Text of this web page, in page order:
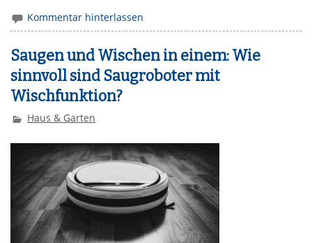
Kommentar hinterlassen
Saugen und Wischen in einem: Wie
sinnvoll sind Saugroboter mit
Wischfunktion?
Haus & Garten